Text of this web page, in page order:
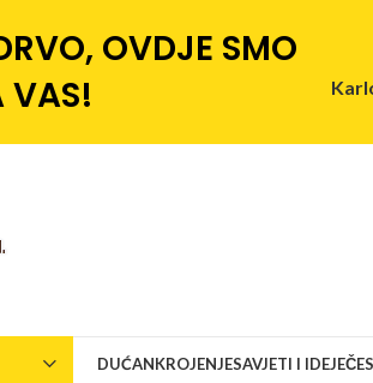
OVDJE SMO
VAS!
DUĆANKROJENJESAVJETI I IDEJE